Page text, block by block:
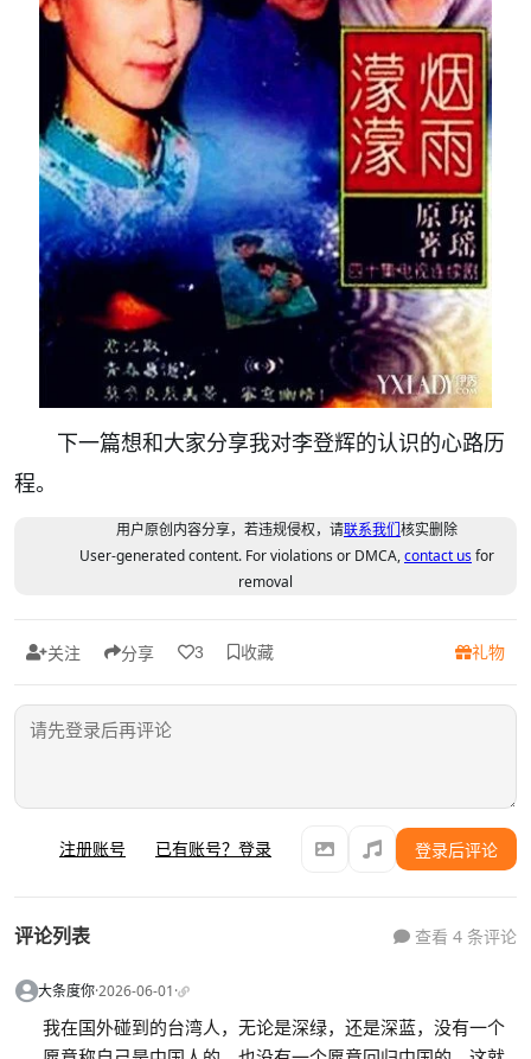
下一篇想和大家分享我对李登辉的认识的心路历
程。
用户原创内容分享，若违规侵权，请联系我们核实删除
User-generated content. For violations or DMCA,contact usfor
removal
关注 分享 3 收藏 礼物
注册账号 已有账号？登录 登录后评论
评论列表 查看 4 条评论
大条度你·2026-06-01·
我在国外碰到的台湾人，无论是深绿，还是深蓝，没有一个